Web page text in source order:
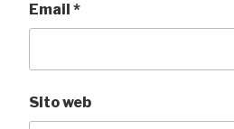
Email *
Sito web